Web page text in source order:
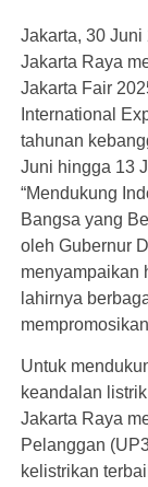
Jakarta, 30
Jakarta Raya
Jakarta Fair
International
tahunan
Juni hingga 13
“Mendukung
Bangsa yang
oleh Gubernur
menyampaikan
lahirnya
Untuk
keandalan
Jakarta Raya
Pelanggan
kelistrikan